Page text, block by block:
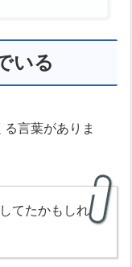
いる
言葉がありま
てたかもしれ